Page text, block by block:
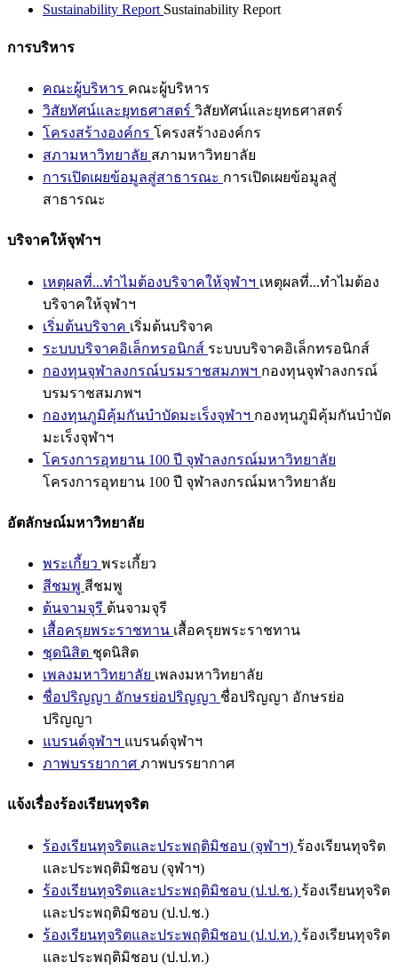
Sustainability Report Sustainability Report
การบริหาร
คณะผู้บริหาร คณะผู้บริหาร
วิสัยทัศน์และยุทธศาสตร์ วิสัยทัศน์และยุทธศาสตร์
โครงสร้างองค์กร โครงสร้างองค์กร
สภามหาวิทยาลัย สภามหาวิทยาลัย
การเปิดเผยข้อมูลสู่สาธารณะ การเปิดเผยข้อมูลสู่
สาธารณะ
บริจาคให้จุฬาฯ
เหตุผลที่...ทำไมต้องบริจาคให้จุฬาฯ เหตุผลที่...ทำไมต้อง
บริจาคให้จุฬาฯ
เริ่มต้นบริจาค เริ่มต้นบริจาค
ระบบบริจาคอิเล็กทรอนิกส์ ระบบบริจาคอิเล็กทรอนิกส์
กองทุนจุฬาลงกรณ์บรมราชสมภพฯ กองทุนจุฬาลงกรณ์
บรมราชสมภพฯ
กองทุนภูมิคุ้มกันบำบัดมะเร็งจุฬาฯ กองทุนภูมิคุ้มกันบำบัด
มะเร็งจุฬาฯ
โครงการอุทยาน 100 ปี จุฬาลงกรณ์มหาวิทยาลัย
โครงการอุทยาน 100 ปี จุฬาลงกรณ์มหาวิทยาลัย
อัตลักษณ์มหาวิทยาลัย
พระเกี้ยว พระเกี้ยว
สีชมพู สีชมพู
ต้นจามจุรี ต้นจามจุรี
เสื้อครุยพระราชทาน เสื้อครุยพระราชทาน
ชุดนิสิต ชุดนิสิต
เพลงมหาวิทยาลัย เพลงมหาวิทยาลัย
ชื่อปริญญา อักษรย่อปริญญา ชื่อปริญญา อักษรย่อ
ปริญญา
แบรนด์จุฬาฯ แบรนด์จุฬาฯ
ภาพบรรยากาศ ภาพบรรยากาศ
แจ้งเรื่องร้องเรียนทุจริต
ร้องเรียนทุจริตและประพฤติมิชอบ (จุฬาฯ) ร้องเรียนทุจริต
และประพฤติมิชอบ (จุฬาฯ)
ร้องเรียนทุจริตและประพฤติมิชอบ (ป.ป.ช.) ร้องเรียนทุจริต
และประพฤติมิชอบ (ป.ป.ช.)
ร้องเรียนทุจริตและประพฤติมิชอบ (ป.ป.ท.) ร้องเรียนทุจริต
และประพฤติมิชอบ (ป.ป.ท.)